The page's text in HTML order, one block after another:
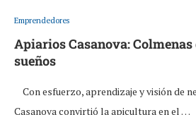
Emprendedores
Apiarios Casanova: Colmenas
sueños
Con esfuerzo, aprendizaje y visión de
Casanova convirtió la apicultura en el …